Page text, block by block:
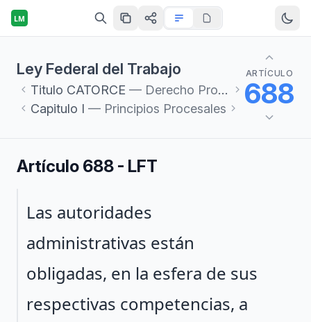
LM
Ley Federal del Trabajo
Titulo CATORCE — Derecho Procesal del Trabajo
Capitulo I — Principios Procesales
ARTÍCULO
688
Artículo 688 - LFT
Párrafo 1
Las autoridades
administrativas están
obligadas, en la esfera de sus
respectivas competencias, a